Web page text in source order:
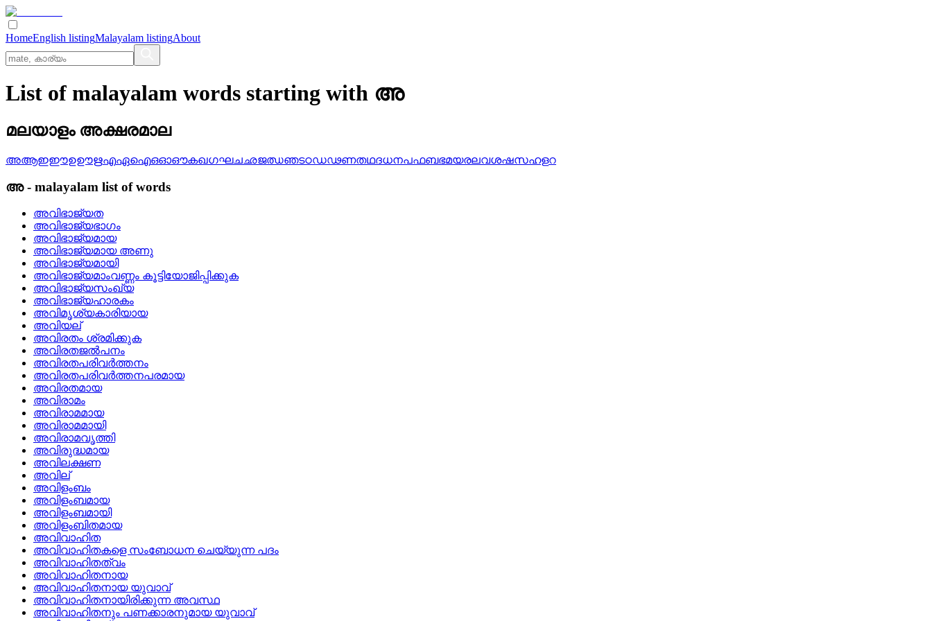
HomeEnglish listingMalayalam listingAbout
List of malayalam words starting with അ
മലയാളം അക്ഷരമാല
അആഇഈഉഊഋഎഏഐഒഓഔകഖഗഘചഛജഝഞടഠഡഢണതഥദധനപഫബഭമയരലവശഷസഹളറ
അ- malayalam list of words
അവിഭാജ്യത
അവിഭാജ്യഭാഗം
അവിഭാജ്യമായ
അവിഭാജ്യമായ അണു
അവിഭാജ്യമായി
അവിഭാജ്യമാംവണ്ണം കൂട്ടിയോജിപ്പിക്കുക
അവിഭാജ്യസംഖ്യ
അവിഭാജ്യഹാരകം
അവിമൃശ്യകാരിയായ
അവിയല്
അവിരതം ശ്രമിക്കുക
അവിരതജല്‍പനം
അവിരതപരിവര്‍ത്തനം
അവിരതപരിവര്‍ത്തനപരമായ
അവിരതമായ
അവിരാമം
അവിരാമമായ
അവിരാമമായി
അവിരാമവൃത്തി
അവിരുദ്ധമായ
അവിലക്ഷണ
അവില്
അവിളംബം
അവിളംബമായ
അവിളംബമായി
അവിളംബിതമായ
അവിവാഹിത
അവിവാഹിതകളെ സംബോധന ചെയ്യുന്ന പദം
അവിവാഹിതത്വം
അവിവാഹിതനായ
അവിവാഹിതനായ യുവാവ്
അവിവാഹിതനായിരിക്കുന്ന അവസ്ഥ
അവിവാഹിതനും പണക്കാരനുമായ യുവാവ്